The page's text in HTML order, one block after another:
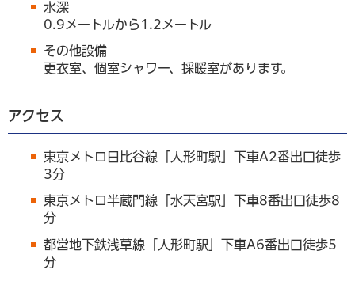
水深
0.9メートルから1.2メートル
その他設備
更衣室、個室シャワー、採暖室があります。
アクセス
東京メトロ日比谷線「人形町駅」下車A2番出口徒歩
3分
東京メトロ半蔵門線「水天宮駅」下車8番出口徒歩8
分
都営地下鉄浅草線「人形町駅」下車A6番出口徒歩5
分